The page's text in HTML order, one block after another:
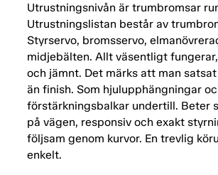
Utrustningsnivån är trumbromsar
Utrustningslistan består av
Styrservo, bromsservo,
midjebälten. Allt väsentligt
och jämnt. Det märks att man
än finish. Som hjulupphängningar
förstärkningsbalkar undertill. Beter
på vägen, responsiv och exakt
följsam genom kurvor. En trevlig
enkelt.